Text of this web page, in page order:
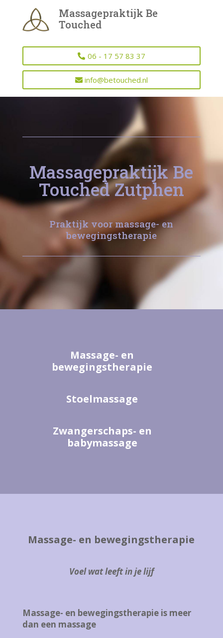
Massagepraktijk Be
Touched
06 - 17 57 83 37
info@betouched.nl
Massagepraktijk Be
Touched Zutphen
Praktijk voor massage- en
bewegingstherapie
Massage- en
bewegingstherapie
Stoelmassage
Zwangerschaps- en
babymassage
Massage- en bewegingstherapie
Voel wat leeft in je lijf
Massage- en bewegingstherapie is meer
dan een massage